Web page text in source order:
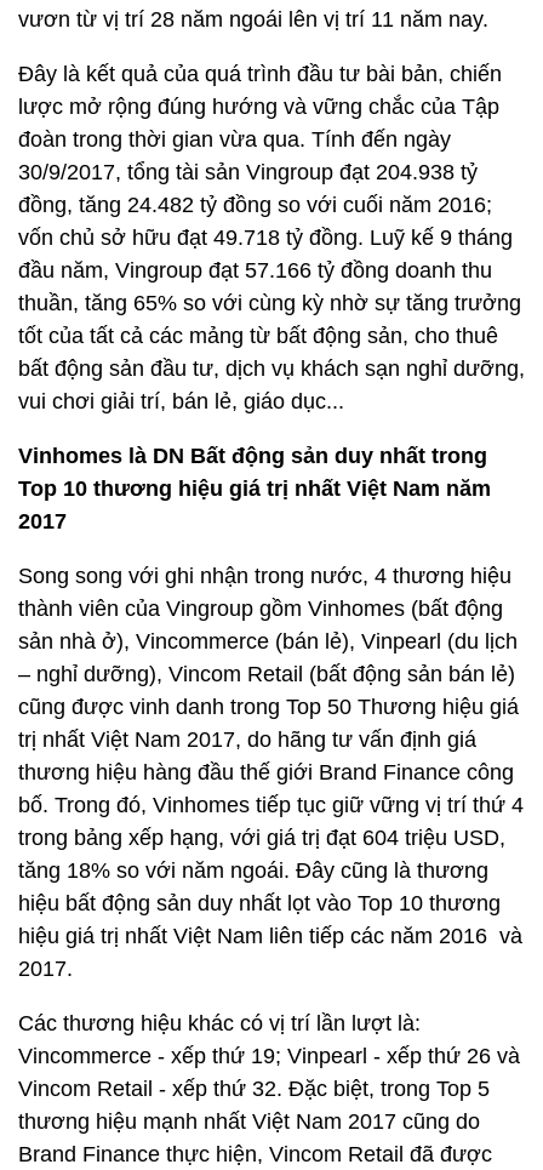
vươn từ vị trí 28 năm ngoái lên vị trí 11 năm nay.
Đây là kết quả của quá trình đầu tư bài bản, chiến
lược mở rộng đúng hướng và vững chắc của Tập
đoàn trong thời gian vừa qua. Tính đến ngày
30/9/2017, tổng tài sản Vingroup đạt 204.938 tỷ
đồng, tăng 24.482 tỷ đồng so với cuối năm 2016;
vốn chủ sở hữu đạt 49.718 tỷ đồng. Luỹ kế 9 tháng
đầu năm, Vingroup đạt 57.166 tỷ đồng doanh thu
thuần, tăng 65% so với cùng kỳ nhờ sự tăng trưởng
tốt của tất cả các mảng từ bất động sản, cho thuê
bất động sản đầu tư, dịch vụ khách sạn nghỉ dưỡng,
vui chơi giải trí, bán lẻ, giáo dục...
Vinhomes là DN Bất động sản duy nhất trong
Top 10 thương hiệu giá trị nhất Việt Nam năm
2017
Song song với ghi nhận trong nước, 4 thương hiệu
thành viên của Vingroup gồm Vinhomes (bất động
sản nhà ở), Vincommerce (bán lẻ), Vinpearl (du lịch
– nghỉ dưỡng), Vincom Retail (bất động sản bán lẻ)
cũng được vinh danh trong Top 50 Thương hiệu giá
trị nhất Việt Nam 2017, do hãng tư vấn định giá
thương hiệu hàng đầu thế giới Brand Finance công
bố. Trong đó, Vinhomes tiếp tục giữ vững vị trí thứ 4
trong bảng xếp hạng, với giá trị đạt 604 triệu USD,
tăng 18% so với năm ngoái. Đây cũng là thương
hiệu bất động sản duy nhất lọt vào Top 10 thương
hiệu giá trị nhất Việt Nam liên tiếp các năm 2016 và
2017.
Các thương hiệu khác có vị trí lần lượt là:
Vincommerce - xếp thứ 19; Vinpearl - xếp thứ 26 và
Vincom Retail - xếp thứ 32. Đặc biệt, trong Top 5
thương hiệu mạnh nhất Việt Nam 2017 cũng do
Brand Finance thực hiện, Vincom Retail đã được